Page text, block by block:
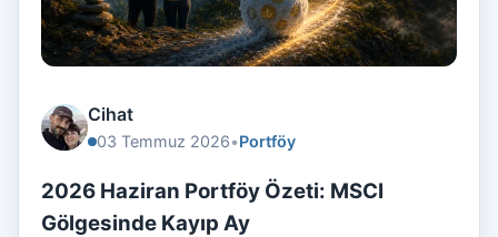
Cihat
03 Temmuz 2026•Portföy
2026 Haziran Portföy Özeti: MSCI
Gölgesinde Kayıp Ay